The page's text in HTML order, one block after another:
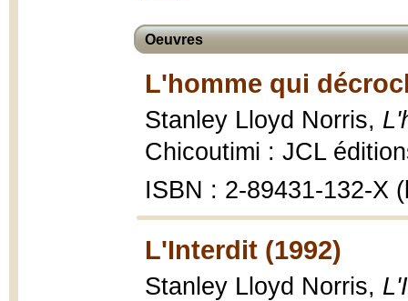
Oeuvres
L'homme qui
Stanley Lloyd Norris,
Chicoutimi : JCL
ISBN : 2-89431-132-X
L'Interdit (1992)
Stanley Lloyd Norris,